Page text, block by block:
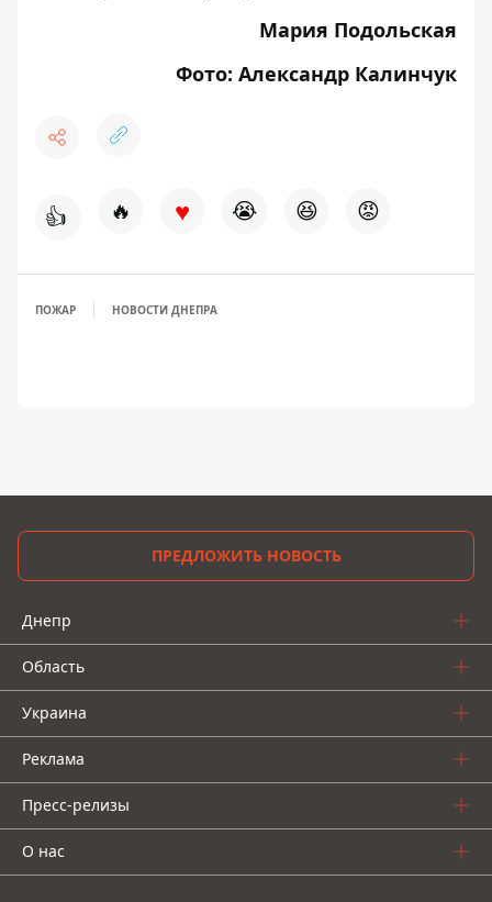
Мария Подольская
Фото: Александр Калинчук
👍 🔥 ♥ 😭 😆 😡
ПОЖАР НОВОСТИ ДНЕПРА
ПРЕДЛОЖИТЬ НОВОСТЬ
Днепр
Область
Украина
Реклама
Пресс-релизы
О нас